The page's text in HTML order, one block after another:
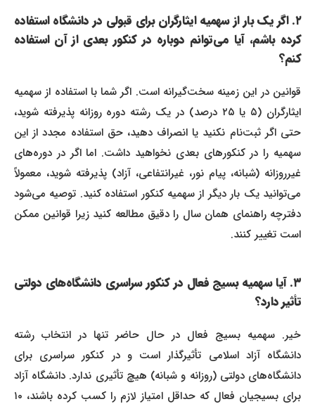
۲. اگر یک بار از سهمیه ایثارگران برای قبولی در دانشگاه استفاده
کرده باشم، آیا می‌توانم دوباره در کنکور بعدی از آن استفاده
کنم؟
قوانین در این زمینه سخت‌گیرانه است. اگر شما با استفاده از سهمیه
ایثارگران (۵ یا ۲۵ درصد) در یک رشته دوره روزانه پذیرفته شوید،
حتی اگر ثبت‌نام نکنید یا انصراف دهید، حق استفاده مجدد از این
سهمیه را در کنکورهای بعدی نخواهید داشت. اما اگر در دوره‌های
غیرروزانه (شبانه، پیام نور، غیرانتفاعی، آزاد) پذیرفته شوید، معمولاً
می‌توانید یک بار دیگر از سهمیه کنکور استفاده کنید. توصیه می‌شود
دفترچه راهنمای همان سال را دقیق مطالعه کنید زیرا قوانین ممکن
است تغییر کنند.
۳. آیا سهمیه بسیج فعال در کنکور سراسری دانشگاه‌های دولتی
تأثیر دارد؟
خیر. سهمیه بسیج فعال در حال حاضر تنها در انتخاب رشته
دانشگاه آزاد اسلامی تأثیرگذار است و در کنکور سراسری برای
دانشگاه‌های دولتی (روزانه و شبانه) هیچ تأثیری ندارد. دانشگاه آزاد
برای بسیجیان فعال که حداقل امتیاز لازم را کسب کرده باشند، ۱۰